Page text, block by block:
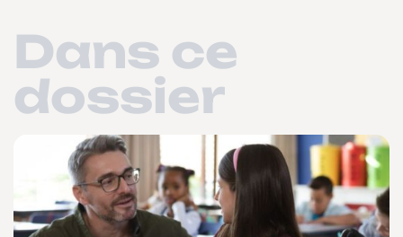
Dans ce
dossier